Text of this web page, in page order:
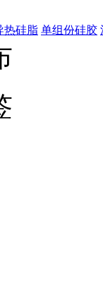
热硅脂 单组份硅胶